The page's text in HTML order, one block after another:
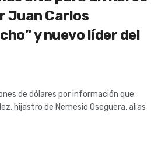
Juan Carlos
y nuevo líder del
de dólares por información que
hijastro de Nemesio Oseguera, alias